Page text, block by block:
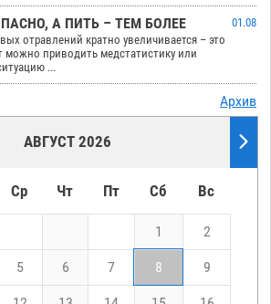
А ПИТЬ – ТЕМ БОЛЕЕ
01.08
отравлений кратно увеличивается – это
можно приводить медстатистику или
...
Архив
АВГУСТ 2026
Ср Чт Пт Сб Вс
1 2
5 6 7 8 9